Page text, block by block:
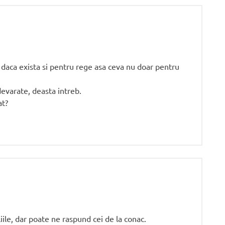
exista si pentru rege asa ceva nu doar pentru
deasta intreb.
dar poate ne raspund cei de la conac.